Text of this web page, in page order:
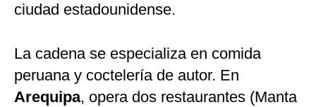
ciudad estadounidense.
La cadena se especializa en comida
peruana y coctelería de autor. En
Arequipa, opera dos restaurantes (Manta